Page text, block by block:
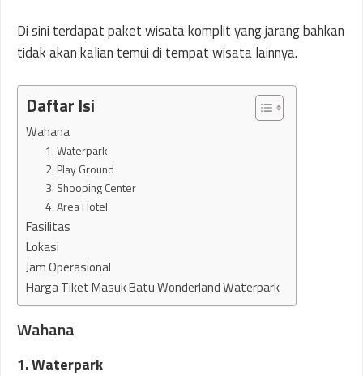
Di sini terdapat paket wisata komplit yang jarang bahkan
tidak akan kalian temui di tempat wisata lainnya.
Daftar Isi
Wahana
1. Waterpark
2. Play Ground
3. Shooping Center
4. Area Hotel
Fasilitas
Lokasi
Jam Operasional
Harga Tiket Masuk Batu Wonderland Waterpark
Wahana
1. Waterpark